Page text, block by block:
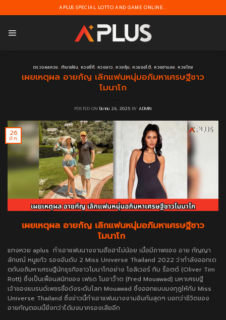
to
APLUS SPECIAL LOTTO AND GAME ONLINE...
ตรวจผลหวย, ทำนายฝัน, หวยยี่กี, หวยลาว, หวยหุ้น, หวยออโต้, หวยฮานอย, หวยไทย
เผยเหตุผล อายกัญ เลิกแฟนหนุ่มอภิมหาเศรษฐีชาว
โมนาโก
POSTED ONมีนาคม 26, 2025 BYADMIN
26
มี.ค.
เผยเหตุผล อายกัญ เลิกแฟนหนุ่มอภิมหาเศรษฐีชาว
โมนาโก
แทงหวย aplus ทำเอาแฟนนางงามฮือฮาไม่น้อย เมื่อมีภาพของ อาย กัญญา
ลักษณ์ หนูแก้ว รองอันดับ 2 Miss Universe Thailand 2022 ว่ากำลังออกเด
ตกับอภิมหาเศรษฐีนักธุรกิจชาวโมนาโกอย่าง โอลิเวอร์ ทิม ร็อตต์ (Oliver Tim
Rott) ซึ่งเป็นเพื่อนสนิทของ เฟรด โมอาว็าด (Fred Mouawad) มหาเศรษฐี
เจ้าของแบรนด์เพชรชื่อดังระดับโลก Mouawad ซึ่งออกแบบมงกุฎให้กับ Miss
Universe Thailand ซึ่งข่าวนี้ทำเอาแฟนนางงามอินกันสุดๆ บอกว่าชีวิตของ
อายกัญตอนนี้ยิ่งกว่าได้มงมาครองเสียอีก